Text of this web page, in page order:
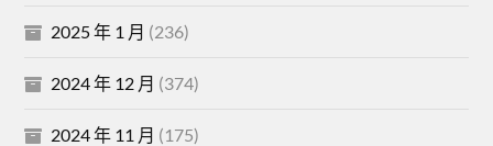
2025 年 1 月 (236)
2024 年 12 月 (374)
2024 年 11 月 (175)